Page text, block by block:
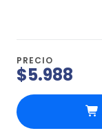
PRECIO
$5.988